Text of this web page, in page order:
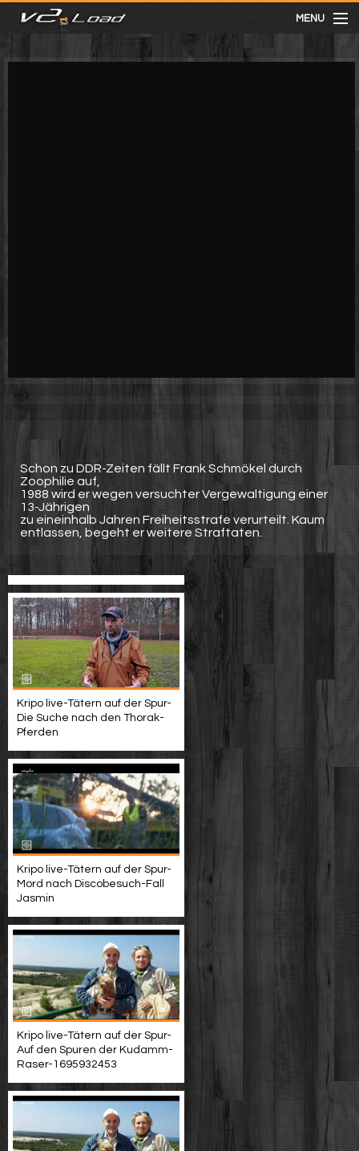
MENU
meist gesehen
Schon zu DDR-Zeiten fällt Frank Schmökel durch
Zoophilie auf,
1988 wird er wegen versuchter Vergewaltigung einer
13-Jährigen
zu eineinhalb Jahren Freiheitsstrafe verurteilt. Kaum
entlassen, begeht er weitere Straftaten.
Kripo live-Tätern auf der Spur-
Die Suche nach den Thorak-
Pferden
Kripo live-Tätern auf der Spur-
Mord nach Discobesuch-Fall
Jasmin
Kripo live-Tätern auf der Spur-
Auf den Spuren der Kudamm-
Raser-1695932453